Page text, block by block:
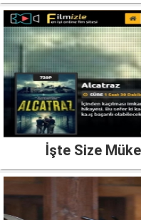
İşte Size